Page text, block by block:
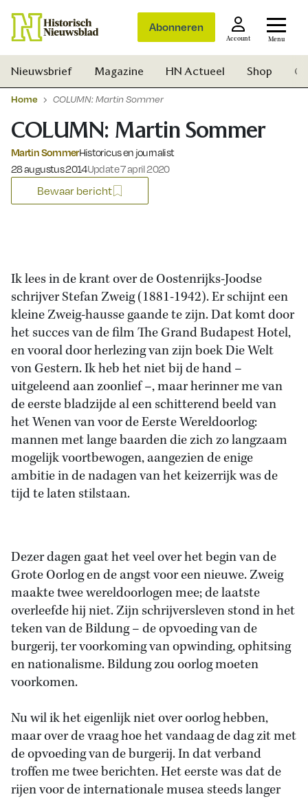
Abonneren
Account Menu
Zoek
Nieuwsbrief Magazine HN Actueel Shop
Home COLUMN: Martin Sommer
COLUMN: Martin Sommer
Martin SommerHistoricus en journalist
Gepubliceerd op:
28 augustus 2014Update 7 april 2020
Bewaar bericht
Ik lees in de krant over de Oostenrijks-Joodse
schrijver Stefan Zweig (1881-1942). Er schijnt een
kleine Zweig-hausse gaande te zijn. Dat komt door
het succes van de film The Grand Budapest Hotel,
en vooral door herlezing van zijn boek Die Welt
von Gestern. Ik heb het niet bij de hand –
uitgeleend aan zoonlief –, maar herinner me van
de eerste bladzijde al een schitterend beeld van
het Wenen van voor de Eerste Wereldoorlog:
mannen met lange baarden die zich zo langzaam
mogelijk voortbewogen, aangezien de enige
ambitie in de nadagen van het keizerrijk was de
tijd te laten stilstaan.
Dezer dagen gaat het veel over het begin van de
Grote Oorlog en de angst voor een nieuwe. Zweig
maakte twee wereldoorlogen mee; de laatste
overleefde hij niet. Zijn schrijversleven stond in het
teken van de Bildung – de opvoeding van de
burgerij, ter voorkoming van opwinding, ophitsing
en nationalisme. Bildung zou oorlog moeten
voorkomen.
Nu wil ik het eigenlijk niet over oorlog hebben,
maar over de vraag hoe het vandaag de dag zit met
de opvoeding van de burgerij. In dat verband
troffen me twee berichten. Het eerste was dat de
rijen voor de internationale musea steeds langer